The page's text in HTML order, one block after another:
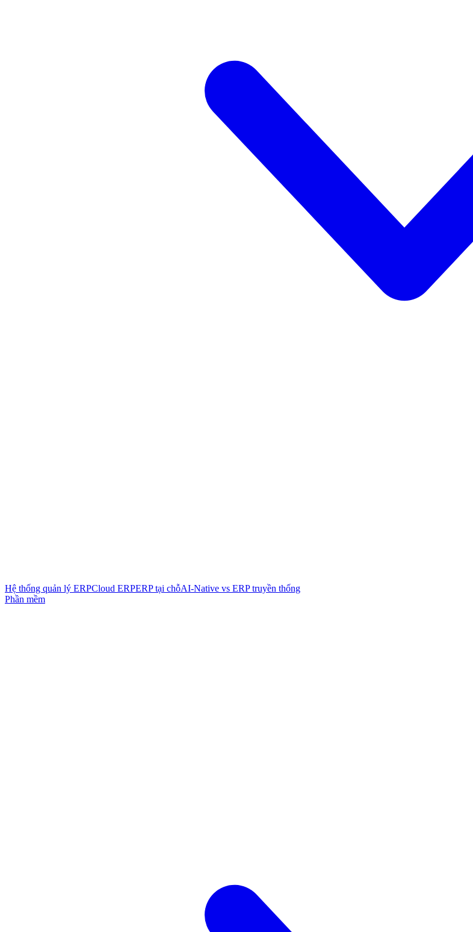
Hệ thống quản lý ERPCloud ERPERP tại chỗAI-Native vs ERP truyền thống
Phần mềm